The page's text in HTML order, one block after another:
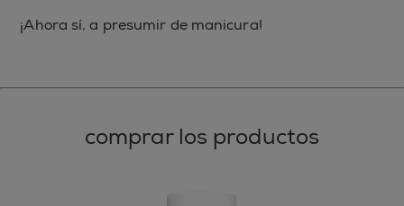
¡Ahora sí, a presumir de manicura!
comprar los productos